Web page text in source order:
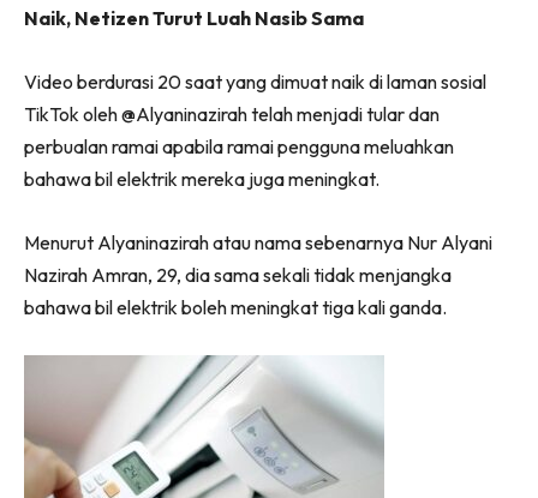
Ilham Impiana Inspirasi Selebriti
Casa Impiana
Impiana MakeOver
Lahar Dekor
Sembang Dekor
Tip Impiana
Tip Laman
Hub Ideaktiv
Naik, Netizen Turut Luah Nasib Sama
Video berdurasi 20 saat yang dimuat naik di laman sosial
TikTok oleh @Alyaninazirah telah menjadi tular dan
perbualan ramai apabila ramai pengguna meluahkan
bahawa bil elektrik mereka juga meningkat.
Menurut Alyaninazirah atau nama sebenarnya Nur Alyani
Nazirah Amran, 29, dia sama sekali tidak menjangka
bahawa bil elektrik boleh meningkat tiga kali ganda.